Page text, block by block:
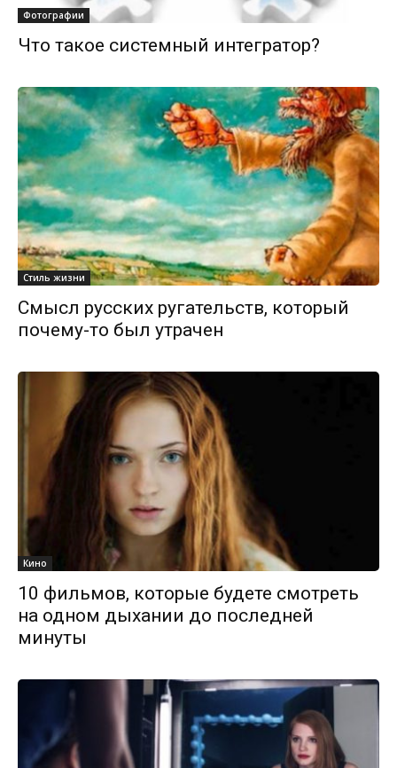
Фотографии
Что такое системный интегратор?
Стиль жизни
Смысл русских ругательств, который
почему-то был утрачен
Кино
10 фильмов, которые будете смотреть
на одном дыхании до последней
минуты